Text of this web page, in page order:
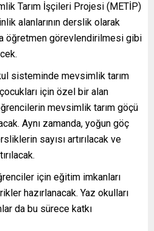
Tarım İşçileri Projesi (METİP)
alanlarının derslik olarak
öğretmen görevlendirilmesi gibi
sisteminde mevsimlik tarım
için özel bir alan
mevsimlik tarım göçü
Aynı zamanda, yoğun göç
sayısı artırılacak ve
için eğitim imkanları
hazırlanacak. Yaz okulları
da bu sürece katkı